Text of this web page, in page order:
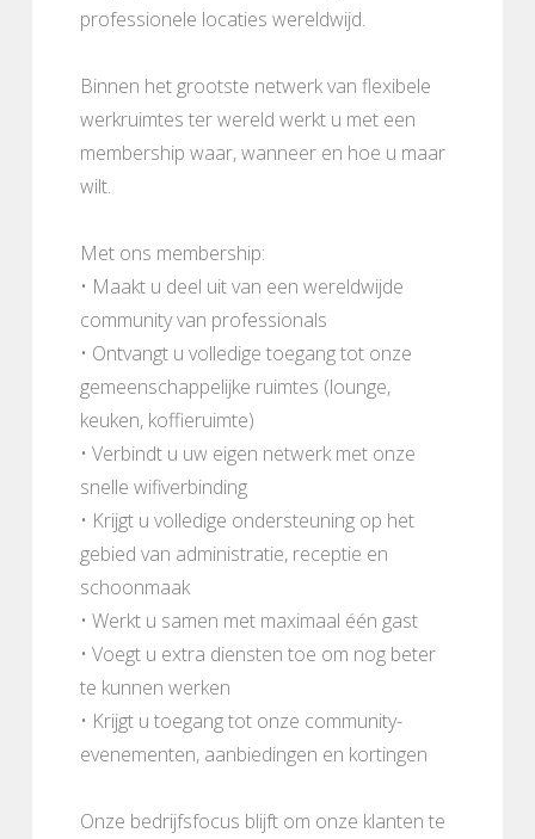
professionele locaties wereldwijd.
Binnen het grootste netwerk van flexibele
werkruimtes ter wereld werkt u met een
membership waar, wanneer en hoe u maar
wilt.
Met ons membership:
• Maakt u deel uit van een wereldwijde
community van professionals
• Ontvangt u volledige toegang tot onze
gemeenschappelijke ruimtes (lounge,
keuken, koffieruimte)
• Verbindt u uw eigen netwerk met onze
snelle wifiverbinding
• Krijgt u volledige ondersteuning op het
gebied van administratie, receptie en
schoonmaak
• Werkt u samen met maximaal één gast
• Voegt u extra diensten toe om nog beter
te kunnen werken
• Krijgt u toegang tot onze community-
evenementen, aanbiedingen en kortingen
Onze bedrijfsfocus blijft om onze klanten te